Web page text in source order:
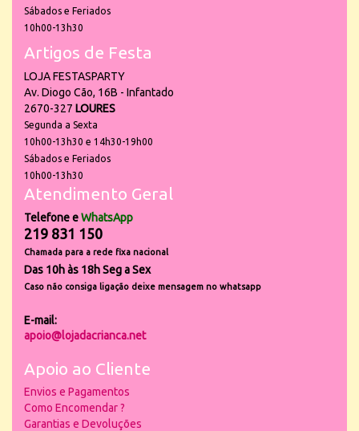
Sábados e Feriados
10h00-13h30
Artigos de Festa
LOJA FESTASPARTY
Av. Diogo Cão, 16B - Infantado
2670-327 LOURES
Segunda a Sexta
10h00-13h30 e 14h30-19h00
Sábados e Feriados
10h00-13h30
Atendimento Geral
Telefone eWhatsApp
219 831 150
Chamada para a rede fixa nacional
Das 10h às 18h Seg a Sex
Caso não consiga ligação deixe mensagem no whatsapp
E-mail:
apoio@lojadacrianca.net
Apoio ao Cliente
Envios e Pagamentos
Como Encomendar ?
Garantias e Devoluções